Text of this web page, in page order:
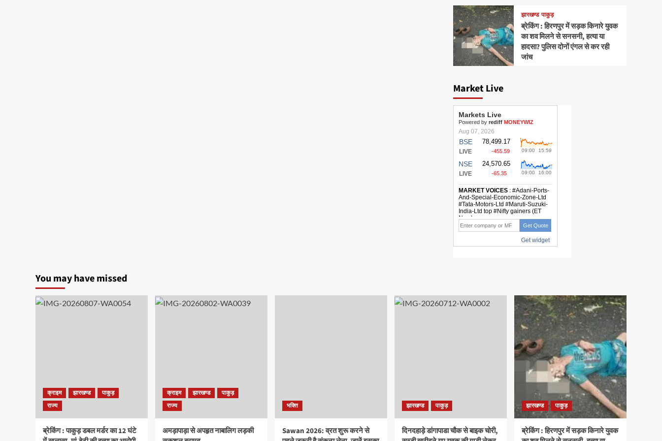
झारखण्ड पाकुड़
ब्रेकिंग : हिरणपुर में सड़क किनारे युवक
का शव मिलने से सनसनी, हत्या या
हादसा? पुलिस दोनों एंगल से कर रही
जांच
Market Live
You may have missed
क्राइम झारखण्ड
पाकुड़
राज्य
ब्रेकिंग : पाकुड़ डबल मर्डर का 12 घंटे
क्राइम झारखण्ड
पाकुड़
राज्य
अमड़ापाड़ा से अपहृत नाबालिग लड़की
भक्ति
Sawan 2026: व्रत शुरू करने से
झारखण्ड पाकुड़
दिनदहाड़े डांगापाडा चौक से बाइक चोरी,
झारखण्ड पाकुड़
ब्रेकिंग : हिरणपुर में सड़क किनारे युवक